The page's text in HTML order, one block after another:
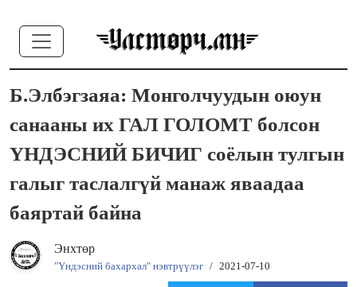
Б.Элбэгзаяа: Монголчуудын оюун
санааны их ГАЛ ГОЛОМТ болсон
ҮНДЭСНИЙ БИЧИГ соёлын тулгын
галыг таслалгүй манаж яваадаа
баяртай байна
Энхтөр
"Үндэсний бахархал" нэвтрүүлэг / 2021-07-10